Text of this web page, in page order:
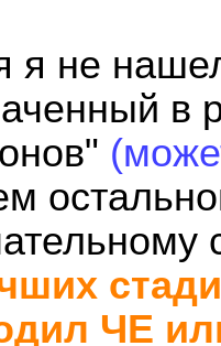
я не
в
ЧЕ